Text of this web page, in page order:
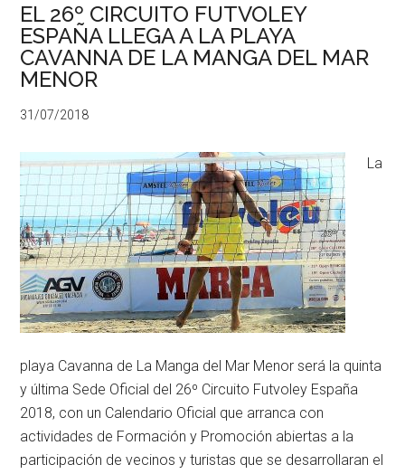
EL 26º CIRCUITO FUTVOLEY
ESPAÑA LLEGA A LA PLAYA
CAVANNA DE LA MANGA DEL MAR
MENOR
31/07/2018
La
playa Cavanna de La Manga del Mar Menor será la quinta
y última Sede Oficial del 26º Circuito Futvoley España
2018, con un Calendario Oficial que arranca con
actividades de Formación y Promoción abiertas a la
participación de vecinos y turistas que se desarrollaran el